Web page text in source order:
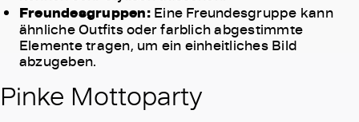
Freundesgruppen:Eine Freundesgruppe kann
ähnliche Outfits oder farblich abgestimmte
Elemente tragen, um ein einheitliches Bild
abzugeben.
Pinke Mottoparty